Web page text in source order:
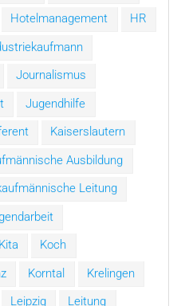
Hotelmanagement
HR
Journalismus
Jugendhilfe
Kaiserslautern
Ausbildung
Leitung
Kita
Koch
Korntal
Krelingen
Leipzig Leitung